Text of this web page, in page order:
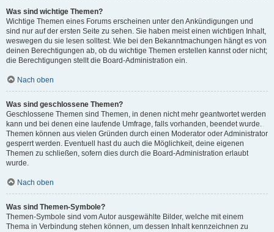
Was sind wichtige Themen?
Wichtige Themen eines Forums erscheinen unter den Ankündigungen und
sind nur auf der ersten Seite zu sehen. Sie haben meist einen wichtigen Inhalt,
weswegen du sie lesen solltest. Wie bei den Bekanntmachungen hängt es von
deinen Berechtigungen ab, ob du wichtige Themen erstellen kannst oder nicht;
die Berechtigungen stellt die Board-Administration ein.
Nach oben
Was sind geschlossene Themen?
Geschlossene Themen sind Themen, in denen nicht mehr geantwortet werden
kann und bei denen eine laufende Umfrage, falls vorhanden, beendet wurde.
Themen können aus vielen Gründen durch einen Moderator oder Administrator
gesperrt werden. Eventuell hast du auch die Möglichkeit, deine eigenen
Themen zu schließen, sofern dies durch die Board-Administration erlaubt
wurde.
Nach oben
Was sind Themen-Symbole?
Themen-Symbole sind vom Autor ausgewählte Bilder, welche mit einem
Thema in Verbindung stehen können, um dessen Inhalt kennzeichnen zu